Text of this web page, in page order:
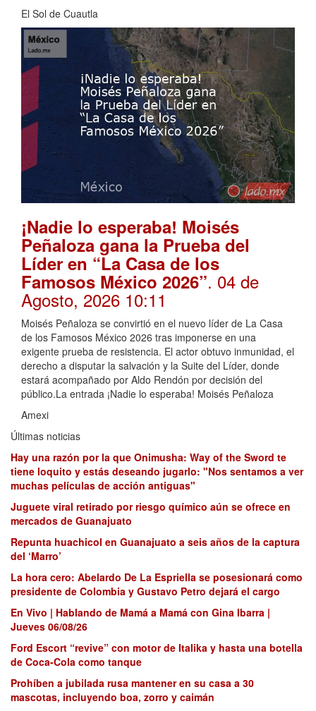
El Sol de Cuautla
¡Nadie lo esperaba! Moisés
Peñaloza gana la Prueba del
Líder en “La Casa de los
Famosos México 2026”. 04 de
Agosto, 2026 10:11
Moisés Peñaloza se convirtió en el nuevo líder de La Casa
de los Famosos México 2026 tras imponerse en una
exigente prueba de resistencia. El actor obtuvo inmunidad, el
derecho a disputar la salvación y la Suite del Líder, donde
estará acompañado por Aldo Rendón por decisión del
público.La entrada ¡Nadie lo esperaba! Moisés Peñaloza
Amexi
Últimas noticias
Hay una razón por la que Onimusha: Way of the Sword te
tiene loquito y estás deseando jugarlo: "Nos sentamos a ver
muchas películas de acción antiguas"
Juguete viral retirado por riesgo químico aún se ofrece en
mercados de Guanajuato
Repunta huachicol en Guanajuato a seis años de la captura
del ‘Marro’
La hora cero: Abelardo De La Espriella se posesionará como
presidente de Colombia y Gustavo Petro dejará el cargo
En Vivo | Hablando de Mamá a Mamá con Gina Ibarra |
Jueves 06/08/26
Ford Escort “revive” con motor de Italika y hasta una botella
de Coca-Cola como tanque
Prohíben a jubilada rusa mantener en su casa a 30
mascotas, incluyendo boa, zorro y caimán